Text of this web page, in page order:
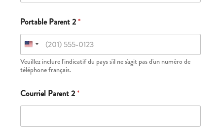
Portable Parent 2*
Veuillez inclure l'indicatif du pays s'il ne s'agit pas d'un numéro de
téléphone français.
Courriel Parent 2*